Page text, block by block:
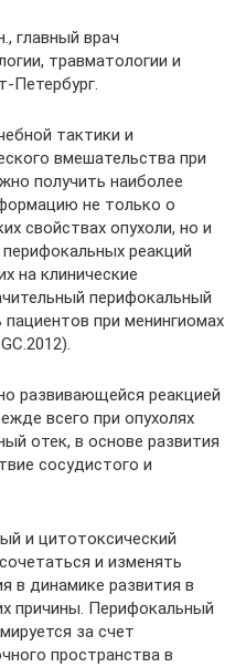
главный врач
травматологии и
Петербург.
тактики и
вмешательства при
получить наиболее
не только о
свойствах опухоли, но и
реакций
на клинические
перифокальный
при менингиомах
развивающейся реакцией
всего при опухолях
отек, в основе развития
сосудистого и
и цитотоксический
и изменять
в динамике развития в
причины. Перифокальный
за счет
пространства в